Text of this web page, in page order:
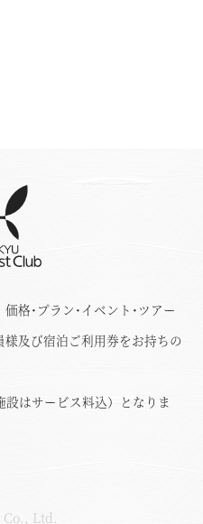
格･プラン･イベント･ツアー
及び宿泊ご利用券をお持ちの
はサービス料込）となりま
Co., Ltd.